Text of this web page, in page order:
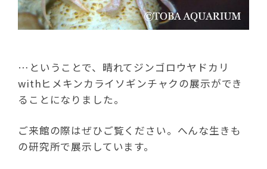
…ということで、晴れてジンゴロウヤドカリ
withヒメキンカライソギンチャクの展示ができ
ることになりました。
ご来館の際はぜひご覧ください。へんな生きも
の研究所で展示しています。